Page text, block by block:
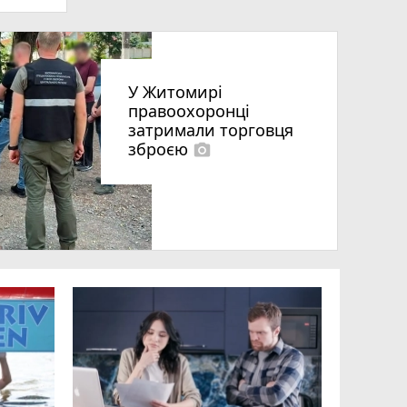
У Житомирі
правоохоронці
затримали торговця
зброєю photo_camera